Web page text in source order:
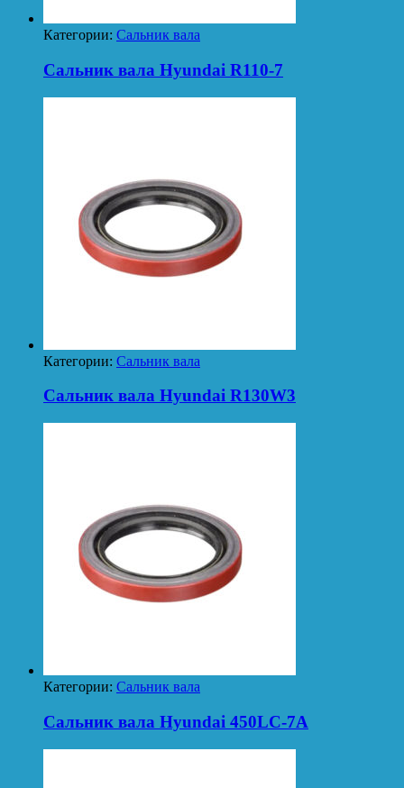
Категории: Сальник вала
Сальник вала Hyundai R110-7
Категории: Сальник вала
Сальник вала Hyundai R130W3
Категории: Сальник вала
Сальник вала Hyundai 450LC-7A